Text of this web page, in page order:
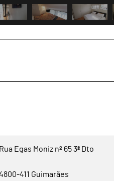
Rua Egas Moniz nº 65 3ª Dto
411 Guimarães